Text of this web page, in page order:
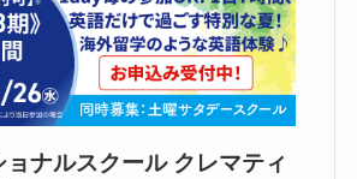
ナルスクール クレマティ